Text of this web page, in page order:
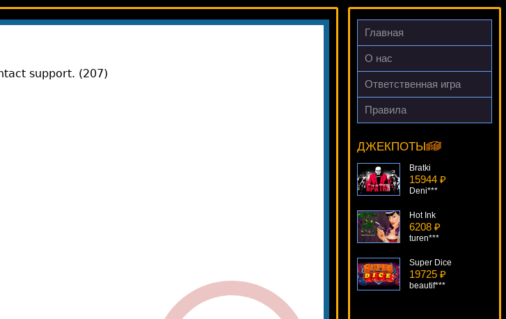
Главная
О нас
Ответственная игра
Правила
ДЖЕКПОТЫ
Trolls
SmileLow***
Bratki
15944 ₽
Deni***
Hot Ink
6208 ₽
turen***
Super Dice
19725 ₽
beautif***